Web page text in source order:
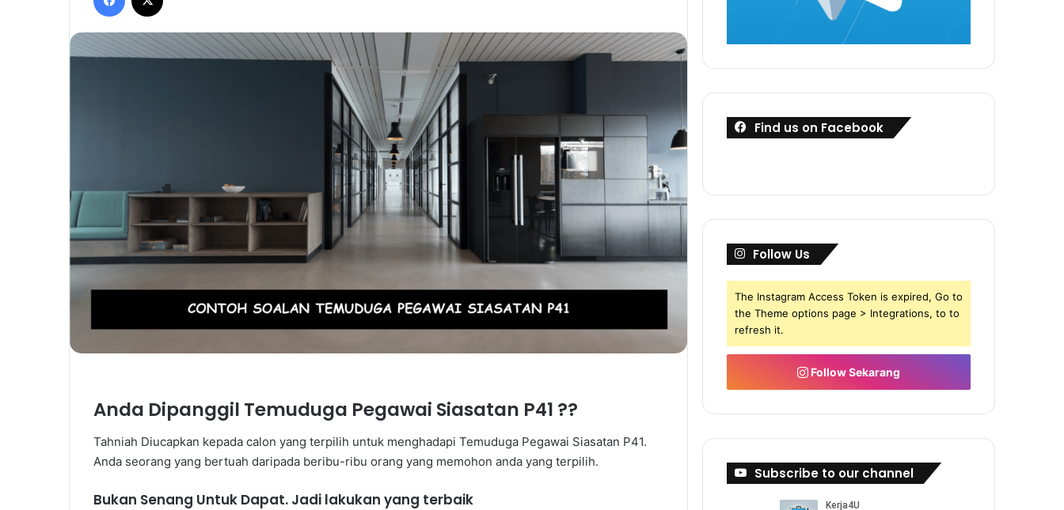
Anda Dipanggil Temuduga Pegawai Siasatan P41 ??
Tahniah Diucapkan kepada calon yang terpilih untuk menghadapi Temuduga Pegawai Siasatan P41.
Anda seorang yang bertuah daripada beribu-ribu orang yang memohon anda yang terpilih.
Bukan Senang Untuk Dapat. Jadi lakukan yang terbaik
Find us on Facebook
Follow Us
The Instagram Access Token is expired, Go to
the Theme options page > Integrations, to to
refresh it.
Follow Sekarang
Subscribe to our channel